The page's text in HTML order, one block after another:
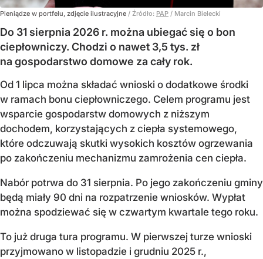
Pieniądze w portfelu, zdjęcie ilustracyjne / Źródło: PAP / Marcin Bielecki
Do 31 sierpnia 2026 r. można ubiegać się o bon
ciepłowniczy. Chodzi o nawet 3,5 tys. zł
na gospodarstwo domowe za cały rok.
Od 1 lipca można składać wnioski o dodatkowe środki
w ramach bonu ciepłowniczego. Celem programu jest
wsparcie gospodarstw domowych z niższym
dochodem, korzystających z ciepła systemowego,
które odczuwają skutki wysokich kosztów ogrzewania
po zakończeniu mechanizmu zamrożenia cen ciepła.
Nabór potrwa do 31 sierpnia. Po jego zakończeniu gminy
będą miały 90 dni na rozpatrzenie wniosków. Wypłat
można spodziewać się w czwartym kwartale tego roku.
To już druga tura programu. W pierwszej turze wnioski
przyjmowano w listopadzie i grudniu 2025 r.,